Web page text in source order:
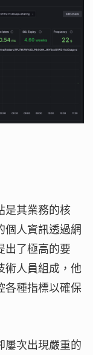
是其業務的核
個人資訊透過網
出了極高的要
術人員組成，他
各種指標以確保
屢次出現嚴重的